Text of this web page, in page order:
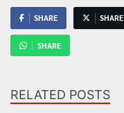
SHARE SHARE
SHARE
RELATED POSTS